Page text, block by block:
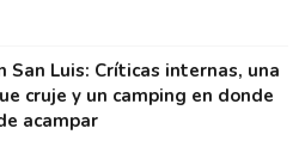
San Luis: Críticas internas, una
cruje y un camping en donde
acampar